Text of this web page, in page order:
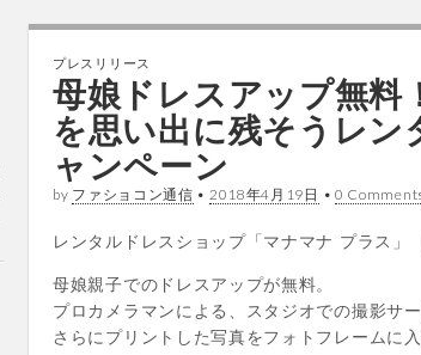
プレスリリース
母娘ドレスアップ無料
を思い出に残そうレン
ャンペーン
by ファショコン通信 • 2018年4月19日 • 0
レンタルドレスショップ「マナマナ プラス
母娘親子でのドレスアップが無料。
プロカメラマンによる、スタジオでの撮影サー
さらにプリントした写真をフォトフレームに